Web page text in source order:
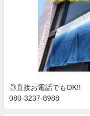
◎直接お電話でもOK!!
080-3237-8988